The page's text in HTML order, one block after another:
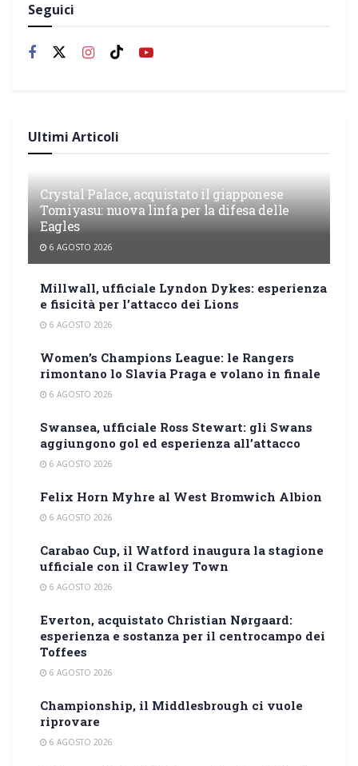
Seguici
Ultimi Articoli
Crystal Palace, acquistato il giapponese
Tomiyasu: nuova linfa per la difesa delle
Eagles
6 AGOSTO 2026
Millwall, ufficiale Lyndon Dykes: esperienza
e fisicità per l’attacco dei Lions
6 AGOSTO 2026
Women’s Champions League: le Rangers
rimontano lo Slavia Praga e volano in finale
6 AGOSTO 2026
Swansea, ufficiale Ross Stewart: gli Swans
aggiungono gol ed esperienza all’attacco
6 AGOSTO 2026
Felix Horn Myhre al West Bromwich Albion
6 AGOSTO 2026
Carabao Cup, il Watford inaugura la stagione
ufficiale con il Crawley Town
6 AGOSTO 2026
Everton, acquistato Christian Nørgaard:
esperienza e sostanza per il centrocampo dei
Toffees
6 AGOSTO 2026
Championship, il Middlesbrough ci vuole
riprovare
6 AGOSTO 2026